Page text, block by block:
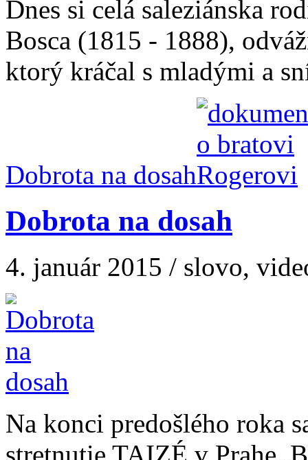
Dnes si celá saleziánska
Bosca (1815 - 1888),
ktorý kráčal s mladými a
Dobrota na dosah
Dobrota na dosah
4. január 2015 / slovo,
Na konci predošlého roka